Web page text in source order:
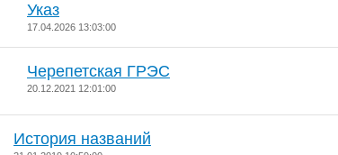
Указ
17.04.2026 13:03:00
Черепетская ГРЭС
20.12.2021 12:01:00
История названий